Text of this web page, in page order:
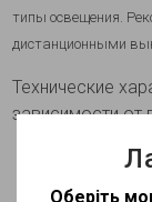
типы освещения.
дистанционными
Технические
зависимости от
Оберіть